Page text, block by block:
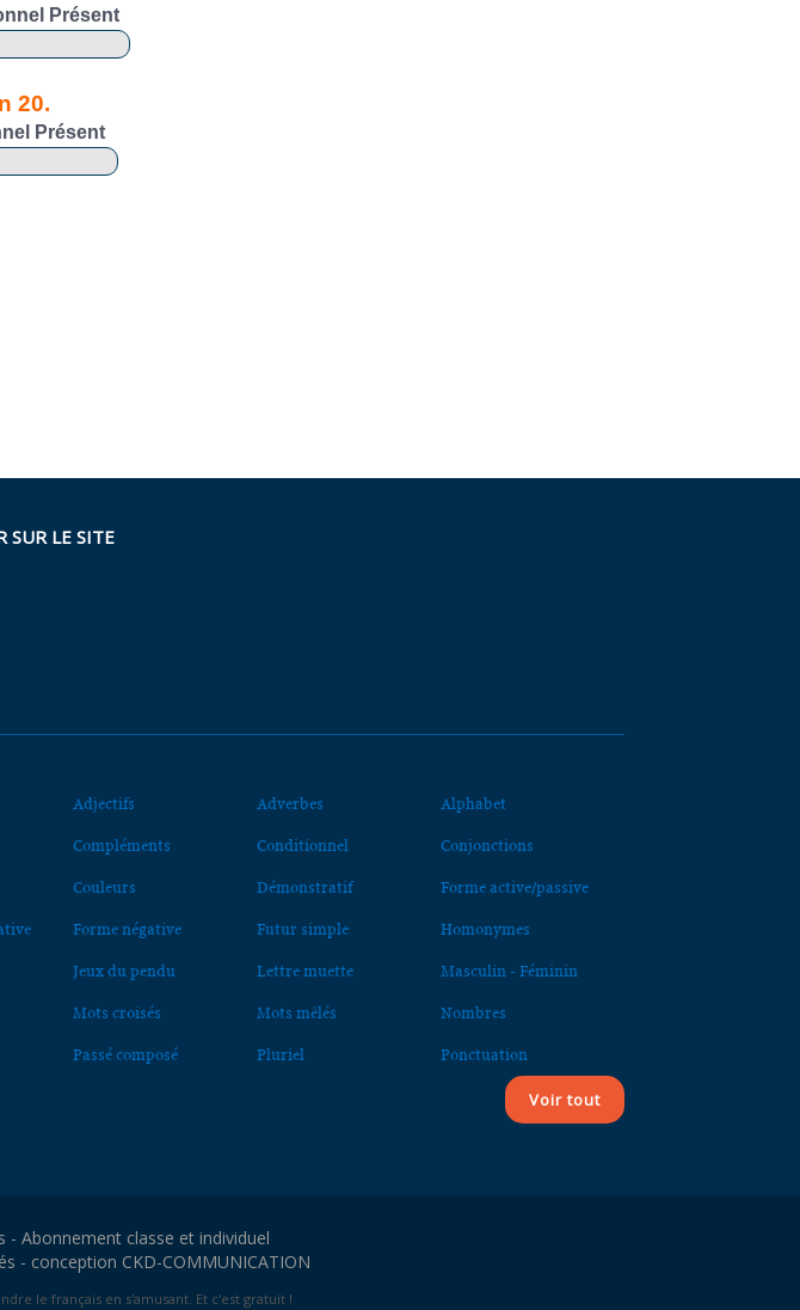
Présent
20.
Présent
SUR LE SITE
Adjectifs Adverbes Alphabet
Compléments Conditionnel Conjonctions
Couleurs Démonstratif Forme active/passive
Forme négative Futur simple Homonymes
Jeux du pendu Lettre muette Masculin - Féminin
Mots croisés Mots mêlés Nombres
Passé composé Pluriel Ponctuation
Voir tout
- Abonnement classe et individuel
- conception CKD-COMMUNICATION
le français en s'amusant. Et c'est gratuit !